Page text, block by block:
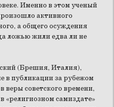
Именно в этом ученый
активного
а общего осуждения
ложью жили едва ли не
(Брешия, Италия),
в публикации за рубежом
веры советского времени,
«религиозном самиздате»